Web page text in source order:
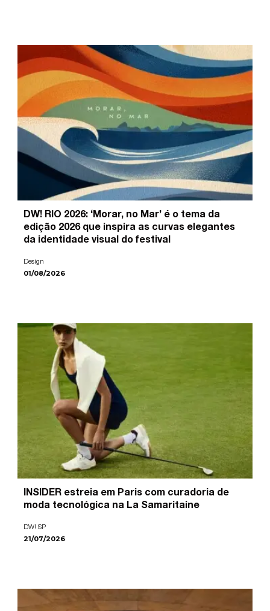
DW! RIO 2026: ‘Morar, no Mar’ é o tema da
edição 2026 que inspira as curvas elegantes
da identidade visual do festival
Design
01/08/2026
INSIDER estreia em Paris com curadoria de
moda tecnológica na La Samaritaine
DW! SP
21/07/2026